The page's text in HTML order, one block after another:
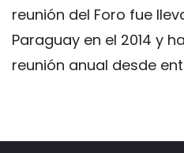
reunión del Foro fue
Paraguay en el 2014 y
reunión anual desde